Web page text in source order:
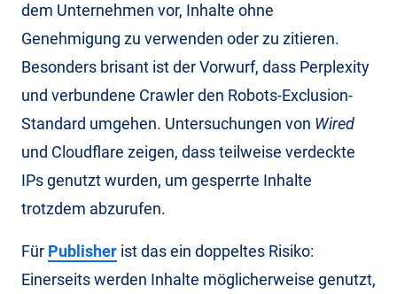
dem Unternehmen vor, Inhalte ohne
Genehmigung zu verwenden oder zu zitieren.
Besonders brisant ist der Vorwurf, dass Perplexity
und verbundene Crawler den Robots-Exclusion-
Standard umgehen. Untersuchungen von Wired
und Cloudflare zeigen, dass teilweise verdeckte
IPs genutzt wurden, um gesperrte Inhalte
trotzdem abzurufen.
Für Publisher ist das ein doppeltes Risiko:
Einerseits werden Inhalte möglicherweise genutzt,